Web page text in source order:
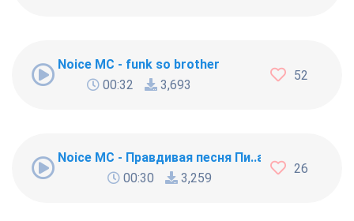
Noice MC - funk so brother
00:32
3,693
52
Noice MC - Правдивая песня Пи..абола
00:30
3,259
26